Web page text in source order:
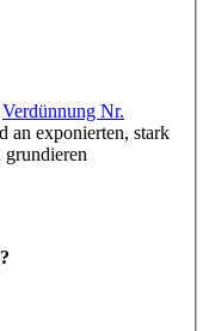
Verdünnung Nr.
an exponierten, stark
grundieren